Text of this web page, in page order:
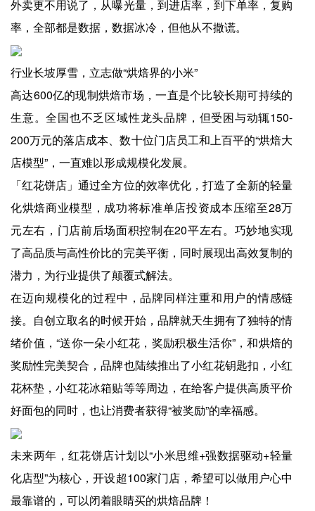
外卖更不用说了，从曝光量，到进店率，到下单率，复购
率，全部都是数据，数据冰冷，但他从不撒谎。
行业长坡厚雪，立志做“烘焙界的小米”
高达600亿的现制烘焙市场，一直是个比较长期可持续的
生意。全国也不乏区域性龙头品牌，但受困与动辄150-
200万元的落店成本、数十位门店员工和上百平的“烘焙大
店模型”，一直难以形成规模化发展。
「红花饼店」通过全方位的效率优化，打造了全新的轻量
化烘焙商业模型，成功将标准单店投资成本压缩至28万
元左右，门店前后场面积控制在20平左右。巧妙地实现
了高品质与高性价比的完美平衡，同时展现出高效复制的
潜力，为行业提供了颠覆式解法。
在迈向规模化的过程中，品牌同样注重和用户的情感链
接。自创立取名的时候开始，品牌就天生拥有了独特的情
绪价值，“送你一朵小红花，奖励积极生活你”，和烘焙的
奖励性完美契合，品牌也陆续推出了小红花钥匙扣，小红
花杯垫，小红花冰箱贴等等周边，在给客户提供高质平价
好面包的同时，也让消费者获得“被奖励”的幸福感。
未来两年，红花饼店计划以“小米思维+强数据驱动+轻量
化店型”为核心，开设超100家门店，希望可以做用户心中
最靠谱的，可以闭着眼睛买的烘焙品牌！